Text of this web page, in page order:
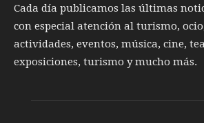
Cada día publicamos las últimas
con especial atención al turismo,
actividades, eventos, música, cine,
exposiciones, turismo y mucho más.